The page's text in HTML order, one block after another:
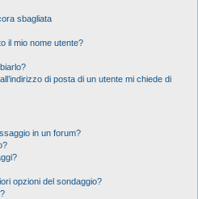
sbagliata
il mio nome utente?
di posta di un utente mi chiede di
in un forum?
opzioni del sondaggio?